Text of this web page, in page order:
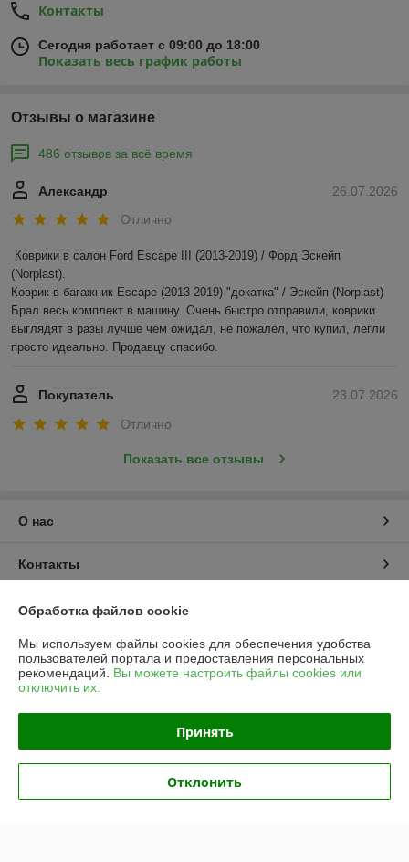
Контакты
Сегодня работает с 09:00 до 18:00
Показать весь график работы
Отзывы о магазине
486 отзывов за всё время
26.07.2026
Александр
Отлично
Коврики в салон Ford Escape III (2013-2019) / Форд Эскейп
(Norplast).
Коврик в багажник Escape (2013-2019) "докатка" / Эскейп (Norplast)
Брал весь комплект в машину. Очень быстро отправили, коврики
выглядят в разы лучше чем ожидал, не пожалел, что купил, легли
просто идеально. Продавцу спасибо.
23.07.2026
Покупатель
Отлично
Показать все отзывы
О нас
Контакты
Доставка и оплата
График работы
Полная версия сайта
Политика обработки cookies
Сайт создан на платформе Deal.by
Обработка файлов cookie
Мы используем файлы cookies для обеспечения удобства
пользователей портала и предоставления персональных
рекомендаций. Вы можете настроить файлы cookies или
отключить их.
Принять
Отклонить